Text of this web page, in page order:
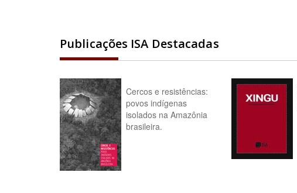
Publicações ISA Destacadas
Cercos e resistências:
povos indígenas
isolados na Amazônia
brasileira.